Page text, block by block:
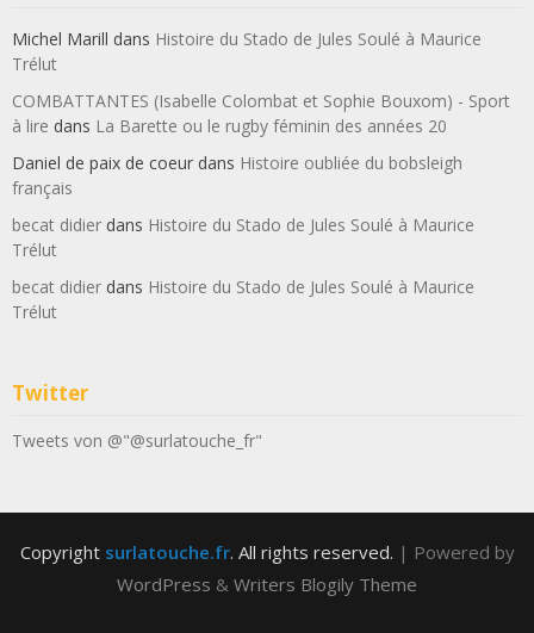
Michel Marill dans Histoire du Stado de Jules Soulé à Maurice
Trélut
COMBATTANTES (Isabelle Colombat et Sophie Bouxom) - Sport
à lire dans La Barette ou le rugby féminin des années 20
Daniel de paix de coeur dans Histoire oubliée du bobsleigh
français
becat didier dans Histoire du Stado de Jules Soulé à Maurice
Trélut
becat didier dans Histoire du Stado de Jules Soulé à Maurice
Trélut
Twitter
Tweets von @"@surlatouche_fr"
Copyright surlatouche.fr. All rights reserved. | Powered by
WordPress & Writers Blogily Theme